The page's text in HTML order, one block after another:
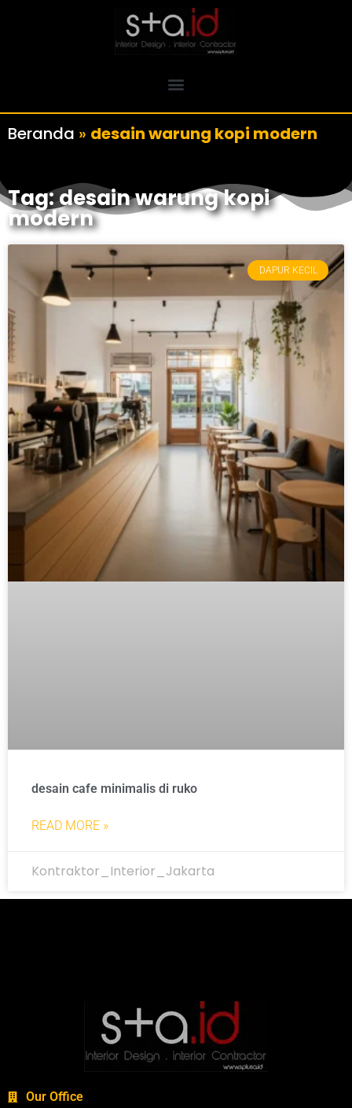
Beranda » desain warung kopi modern
Tag: desain warung kopi
modern
DAPUR KECIL
desain cafe minimalis di ruko
READ MORE »
Kontraktor_Interior_Jakarta
Our Office